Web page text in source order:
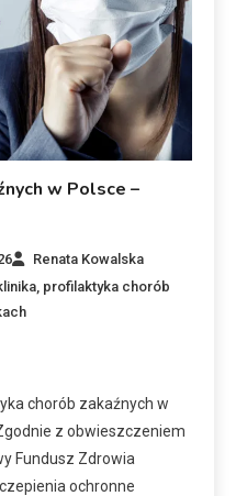
w Polsce –
Renata Kowalska
profilaktyka chorób
chorób zakaźnych w
z obwieszczeniem
Fundusz Zdrowia
ochronne